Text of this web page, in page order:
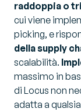
raddoppia o
cui viene
picking, e
della supply
scalabilità.
massimo in
di Locus non
adatta a